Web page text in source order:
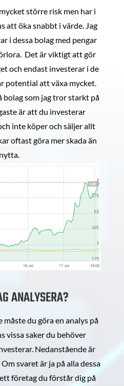
större risk men har i
att öka snabbt i värde. Jag
i dessa bolag med pengar
Det är viktigt att gör
och endast investerar i de
potential att växa mycket.
bolag som jag tror starkt på
är att du investerar
inte köper och säljer allt
oftast göra mer skada än
nytta.
ANALYSERA?
du göra en analys på
vissa saker du behöver
Nedanstående är
svaret är ja på alla dessa
företag du förstår dig på